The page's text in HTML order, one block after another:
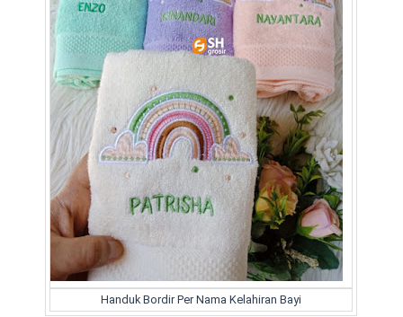
Handuk Bordir Per Nama Kelahiran Bayi